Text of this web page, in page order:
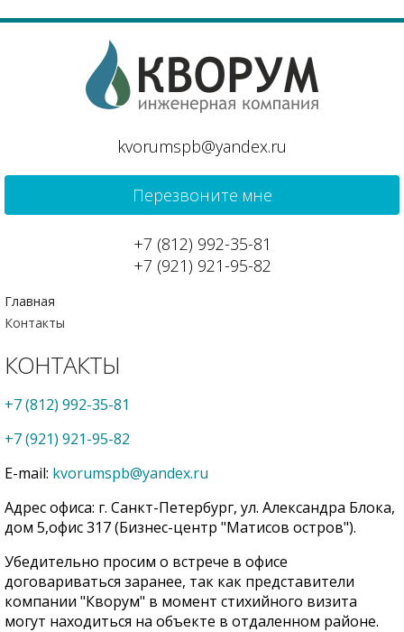
kvorumspb@yandex.ru
Перезвоните мне
+7 (812) 992-35-81
+7 (921) 921-95-82
Главная
Контакты
КОНТАКТЫ
+7 (812) 992-35-81
+7 (921) 921-95-82
E-mail: kvorumspb@yandex.ru
Адрес офиса: г. Санкт-Петербург, ул. Александра Блока,
дом 5,офис 317 (Бизнес-центр "Матисов остров").
Убедительно просим о встрече в офисе
договариваться заранее, так как представители
компании "Кворум" в момент стихийного визита
могут находиться на объекте в отдаленном районе.